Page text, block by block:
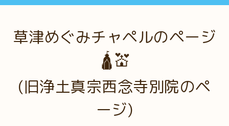
草津めぐみチャペルのページ
🛕💒
(旧浄土真宗西念寺別院のペ
ージ)